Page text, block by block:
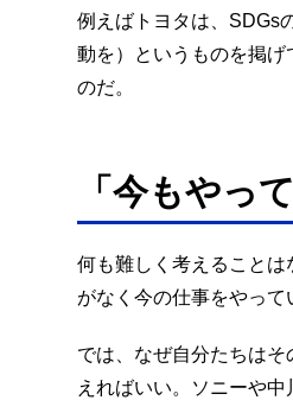
例えばトヨタは、SDGs
動を）というものを掲
のだ。
「今もやっ
何も難しく考えること
がなく今の仕事をやって
では、なぜ自分たちは
えればいい。ソニーや